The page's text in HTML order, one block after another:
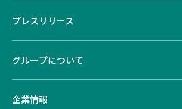
プレスリリース
グループについて
企業情報